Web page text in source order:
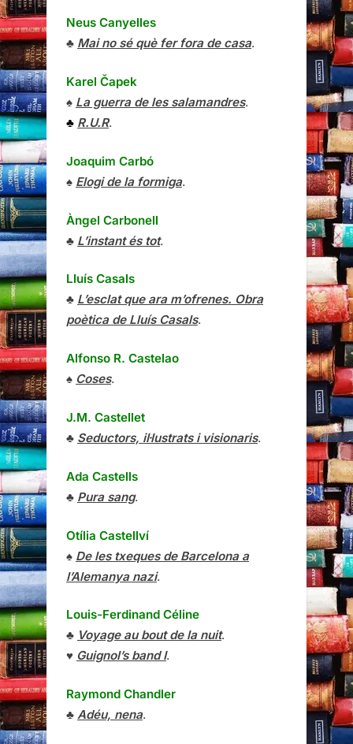
Neus Canyelles
♣ Mai no sé què fer fora de casa.
Karel Čapek
♠ La guerra de les salamandres.
♣ R.U.R.
Joaquim Carbó
♠ Elogi de la formiga.
Àngel Carbonell
♣ L’instant és tot.
Lluís Casals
♣ L’esclat que ara m’ofrenes. Obra
poètica de Lluís Casals.
Alfonso R. Castelao
♠ Coses.
J.M. Castellet
♣ Seductors, il·lustrats i visionaris.
Ada Castells
♣ Pura sang.
Otília Castellví
♠ De les txeques de Barcelona a
l’Alemanya nazi.
Louis-Ferdinand Céline
♣ Voyage au bout de la nuit.
♥ Guignol’s band I.
Raymond Chandler
♣ Adéu, nena.